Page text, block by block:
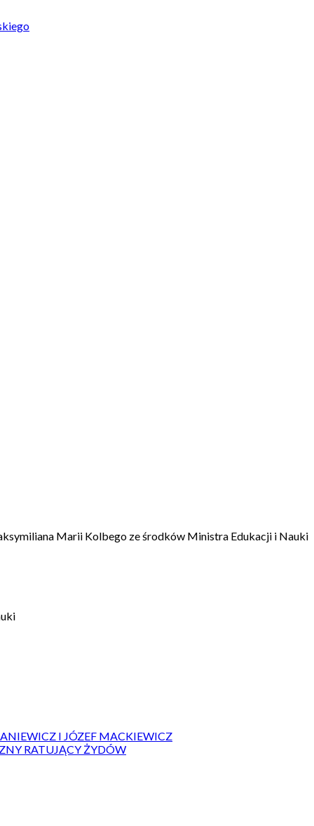
Marii Kolbego ze środków Ministra Edukacji i Nauki
I JÓZEF MACKIEWICZ
RATUJĄCY ŻYDÓW